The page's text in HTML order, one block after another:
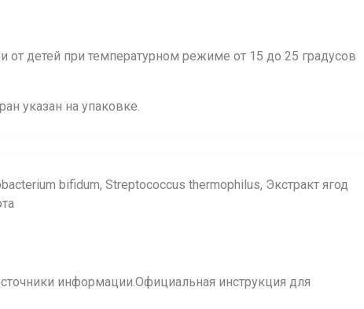
от детей при температурном режиме от 15 до 25 градусов
указан на упаковке.
bifidum, Streptococcus thermophilus, Экстракт ягод
информации.Официальная инструкция для